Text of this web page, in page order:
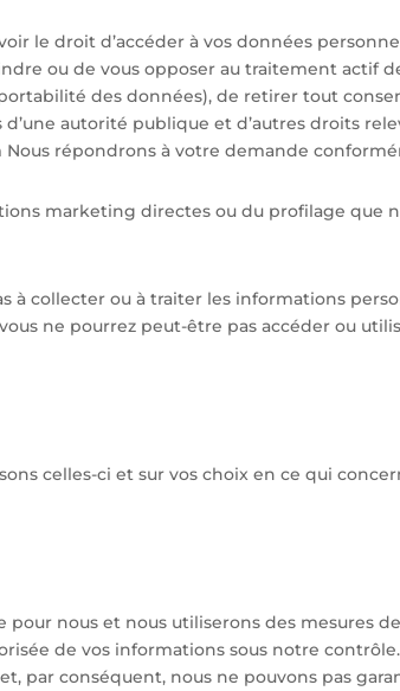
le droit d’accéder à vos données
ou de vous opposer au traitement actif
des données), de retirer tout
autorité publique et d’autres droits
Nous répondrons à votre demande
marketing directes ou du profilage que
à collecter ou à traiter les informations
ne pourrez peut-être pas accéder ou
celles-ci et sur vos choix en ce qui
nous et nous utiliserons des mesures
de vos informations sous notre
par conséquent, nous ne pouvons pas